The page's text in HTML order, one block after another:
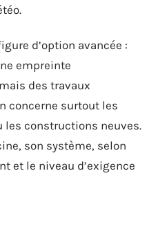
d’option avancée :
empreinte
des travaux
concerne surtout les
les constructions neuves.
son système, selon
et le niveau d’exigence